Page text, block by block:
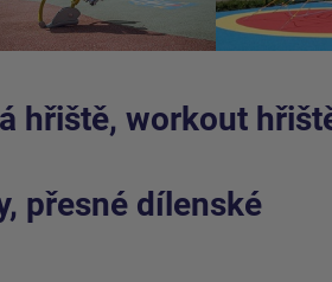
hřiště, workout
přesné dílenské